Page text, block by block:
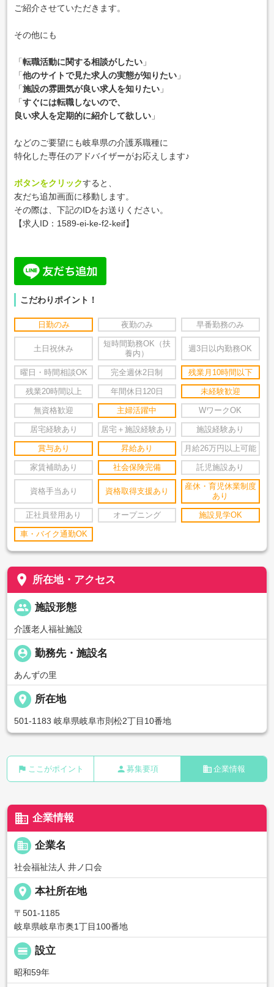
ご紹介させていただきます。
その他にも
「転職活動に関する相談がしたい 」
「他のサイトで見た求人の実態が知りたい 」
「施設の雰囲気が良い求人を知りたい 」
「すぐには転職しないので、
良い求人を定期的に紹介して欲しい 」
などのご要望にも岐阜県の介護系職種に
特化した専任のアドバイザーがお応えします♪
ボタンをクリックすると、
友だち追加画面に移動します。
その際は、下記のIDをお送りください。
【求人ID：1589-ei-ke-f2-keif】
こだわりポイント！
日勤のみ 夜勤のみ 早番勤務のみ
土日祝休み
短時間勤務OK（扶
養内）
週3日以内勤務OK
曜日・時間相談OK 完全週休2日制 残業月10時間以下
残業20時間以上 年間休日120日 未経験歓迎
無資格歓迎 主婦活躍中 WワークOK
居宅経験あり 居宅＋施設経験あり 施設経験あり
賞与あり 昇給あり 月給26万円以上可能
家賃補助あり 社会保険完備 託児施設あり
資格手当あり 資格取得支援あり
産休・育児休業制度
あり
正社員登用あり オープニング 施設見学OK
車・バイク通勤OK
place 所在地・アクセス
people 施設形態
介護老人福祉施設
person_pin 勤務先・施設名
あんずの里
place 所在地
501-1183 岐阜県岐阜市則松2丁目10番地
flag ここがポイント person 募集要項 business 企業情報
business 企業情報
business 企業名
社会福祉法人 井ノ口会
place 本社所在地
〒501-1185
岐阜県岐阜市奥1丁目100番地
calendar_view_day 設立
昭和59年